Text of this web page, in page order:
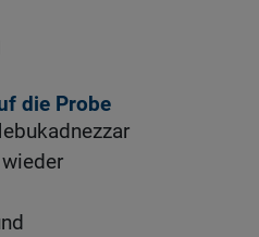
die Probe